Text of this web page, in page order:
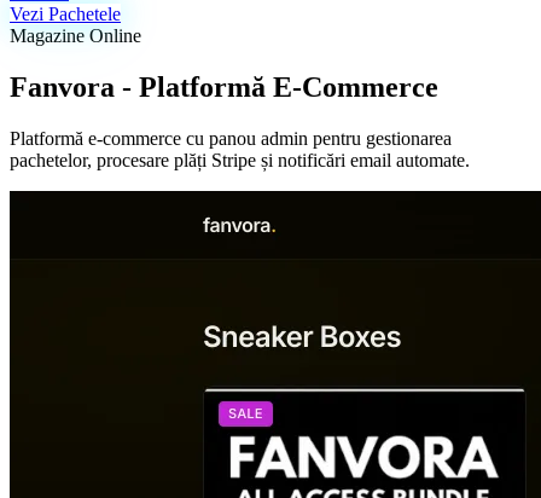
Creare Site Prezentare
Site-uri rapide, ușor de găsit pe Google
Vezi Pachetele
Magazine Online
Fanvora - Platformă E-Commerce
Platformă e-commerce cu panou admin pentru gestionarea
pachetelor, procesare plăți Stripe și notificări email automate.